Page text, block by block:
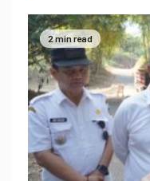
2 min read